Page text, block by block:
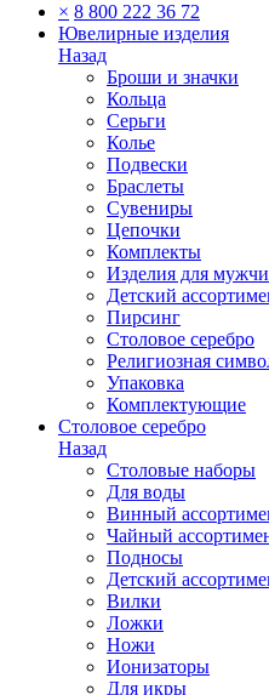
× 8 800 222 36 72
Ювелирные изделия
Назад
Броши и значки
Кольца
Серьги
Колье
Подвески
Браслеты
Сувениры
Цепочки
Комплекты
Изделия для
Детский
Пирсинг
Столовое серебро
Религиозная
Упаковка
Комплектующие
Столовое серебро
Назад
Столовые наборы
Для воды
Винный
Чайный
Подносы
Детский
Вилки
Ложки
Ножи
Ионизаторы
Для икры